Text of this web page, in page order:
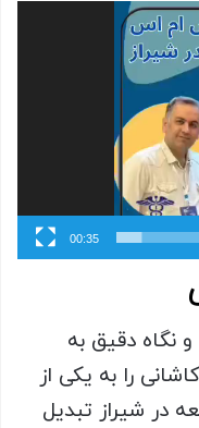
00:35
نگاه دقیق به
را به یکی از
در شیراز تبدیل